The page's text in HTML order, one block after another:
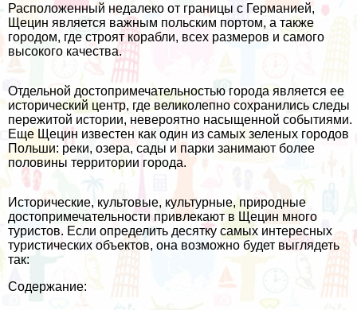
Расположенный недалеко от границы с Германией,
Щецин является важным польским портом, а также
городом, где строят корабли, всех размеров и самого
высокого качества.
Отдельной достопримечательностью города является ее
исторический центр, где великолепно сохранились следы
пережитой истории, невероятно насыщенной событиями.
Еще Щецин известен как один из самых зеленых городов
Польши: реки, озера, сады и парки занимают более
половины территории города.
Исторические, культовые, культурные, природные
достопримечательности привлекают в Щецин много
туристов. Если определить десятку самых интересных
туристических объектов, она возможно будет выглядеть
так:
Содержание: